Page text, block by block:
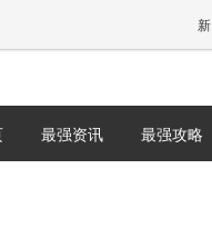
最强资讯 最强攻略